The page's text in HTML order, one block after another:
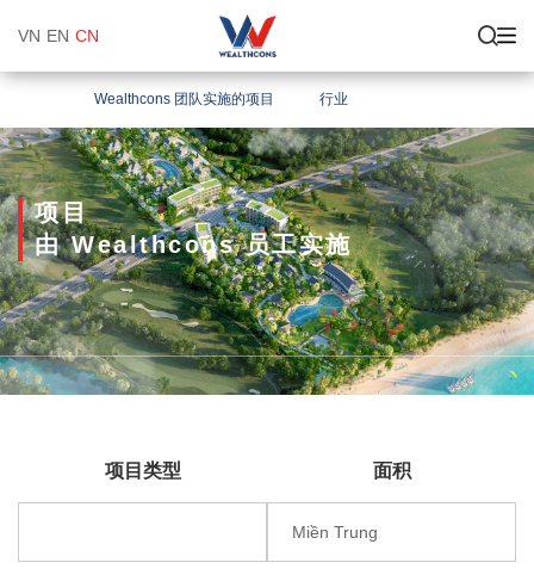
VN EN CN
Wealthcons 团队实施的项目 行业
项目
由 Wealthcons 员工实施
项目类型 面积
Miền Trung